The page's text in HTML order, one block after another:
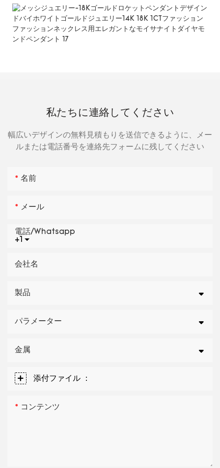
私たちに連絡してください
幅広いデザインの無料見積もりを送信できるように、メー
ルまたは電話番号を連絡先フォームに残してください
名前
メール
+1
電話/whatsapp
会社名
製品
パラメーター
金属
添付ファイル ：
コンテンツ